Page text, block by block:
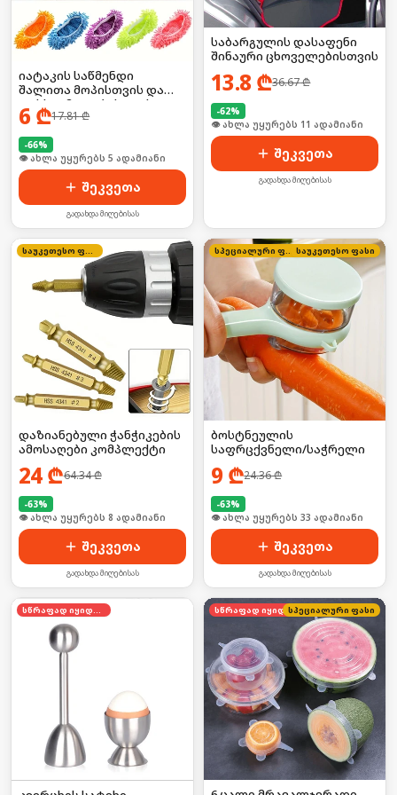
იატაკის საწმენდი
შალითა მოპისთვის და
ფეხსაცმელებისთვის 2ც
6 ₾17.81₾
-66%
🛒 ბოლო 24სთ-ში იყიდა 11-მა
შეკვეთა
გადახდა მიღებისას
საბარგულის დასაფენი
შინაური ცხოველებისთვის
13.8 ₾36.67₾
-62%
🛒 ბოლო 24სთ-ში იყიდა 13-მა
შეკვეთა
გადახდა მიღებისას
საუკეთესო ფასი
დაზიანებული ჭანჭიკების
ამოსაღები კომპლექტი
24₾64.34₾
-63%
👁 ახლა უყურებს 8 ადამიანი
შეკვეთა
გადახდა მიღებისას
სპეციალური ფასი საუკეთესო ფასი
ბოსტნეულის
საფრცქვნელი/საჭრელი
9 ₾24.36₾
-63%
🛒 ბოლო 24სთ-ში იყიდა 50-მა
შეკვეთა
გადახდა მიღებისას
სწრაფად იყიდება სწრაფად იყიდება
სპეციალური ფასი